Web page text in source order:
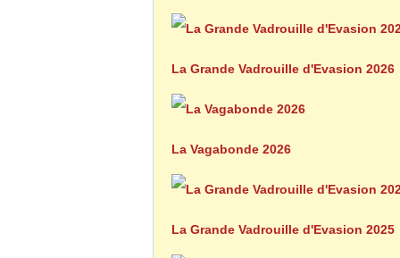
La Grande Vadrouille d'Evasion 2026
La Vagabonde 2026
La Grande Vadrouille d'Evasion 2025